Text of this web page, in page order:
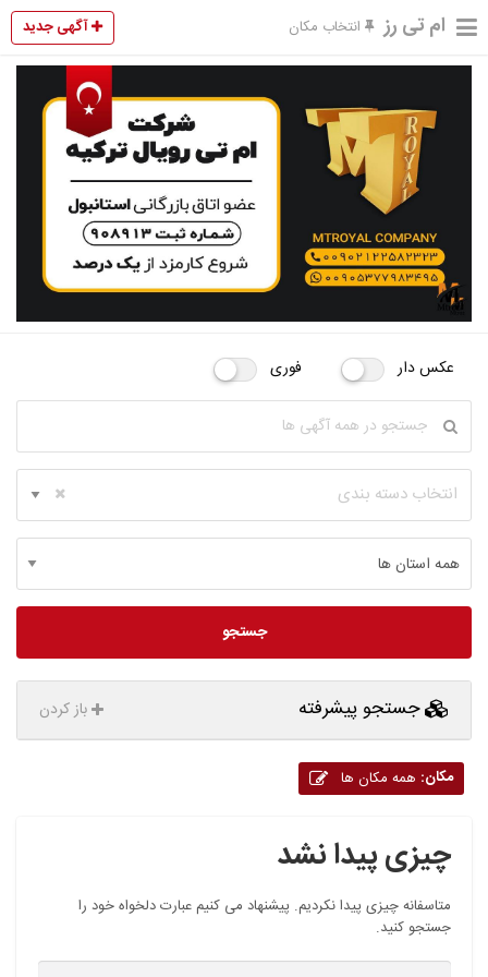
ام تی رز انتخاب مکان آگهی جدید
عکس دار فوری
انتخاب دسته بندی
جستجو
جستجو پیشرفته باز کردن
مکان: همه مکان ها
چیزی پیدا نشد
متاسفانه چیزی پیدا نکردیم. پیشنهاد می کنیم عبارت دلخواه خود را
جستجو کنید.